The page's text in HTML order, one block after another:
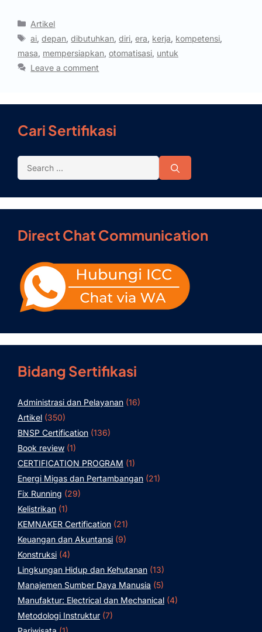
Artikel
ai,depan,dibutuhkan,diri,era, kerja, kompetensi,
masa, mempersiapkan, otomatisasi, untuk
Leave a comment
Cari Sertifikasi
Direct Chat Communication
Bidang Sertifikasi
Administrasi dan Pelayanan (16)
Artikel (350)
BNSP Certification (136)
Book review (1)
CERTIFICATION PROGRAM (1)
Energi Migas dan Pertambangan (21)
Fix Running (29)
Kelistrikan (1)
KEMNAKER Certification (21)
Keuangan dan Akuntansi (9)
Konstruksi (4)
Lingkungan Hidup dan Kehutanan (13)
Manajemen Sumber Daya Manusia (5)
Manufaktur: Electrical dan Mechanical (4)
Metodologi Instruktur (7)